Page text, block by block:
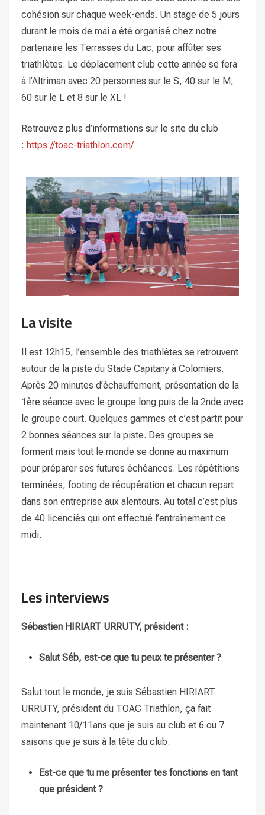
cohésion sur chaque week-ends. Un stage de 5 jours
durant le mois de mai a été organisé chez notre
partenaire les Terrasses du Lac, pour affûter ses
triathlètes. Le déplacement club cette année se fera
à l’Altriman avec 20 personnes sur le S, 40 sur le M,
60 sur le L et 8 sur le XL !
Retrouvez plus d’informations sur le site du club
: https://toac-triathlon.com/
La visite
Il est 12h15, l’ensemble des triathlètes se retrouvent
autour de la piste du Stade Capitany à Colomiers.
Après 20 minutes d’échauffement, présentation de la
1ère séance avec le groupe long puis de la 2nde avec
le groupe court. Quelques gammes et c’est partit pour
2 bonnes séances sur la piste. Des groupes se
forment mais tout le monde se donne au maximum
pour préparer ses futures échéances. Les répétitions
terminées, footing de récupération et chacun repart
dans son entreprise aux alentours. Au total c’est plus
de 40 licenciés qui ont effectué l’entraînement ce
midi.
Les interviews
Sébastien HIRIART URRUTY, président :
Salut Séb, est-ce que tu peux te présenter ?
Salut tout le monde, je suis Sébastien HIRIART
URRUTY, président du TOAC Triathlon, ça fait
maintenant 10/11ans que je suis au club et 6 ou 7
saisons que je suis à la tête du club.
Est-ce que tu me présenter tes fonctions en tant
que président ?